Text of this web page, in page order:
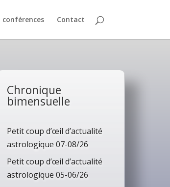
Contact
Chronique
bimensuelle
Petit coup d’œil d’actualité
astrologique 07-08/26
Petit coup d’œil d’actualité
astrologique 05-06/26